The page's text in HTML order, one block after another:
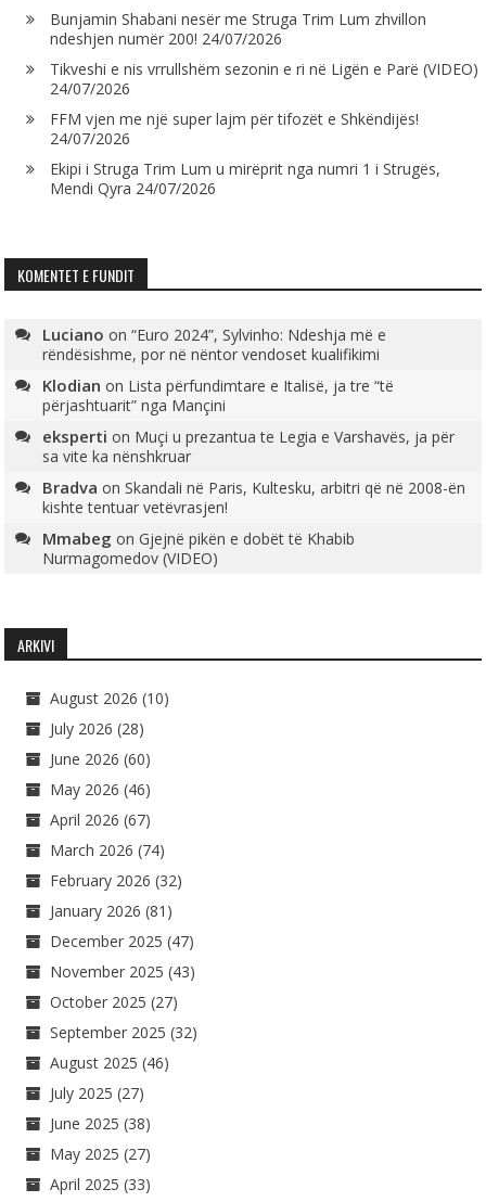
Bunjamin Shabani nesër me Struga Trim Lum zhvillon
ndeshjen numër 200! 24/07/2026
Tikveshi e nis vrrullshëm sezonin e ri në Ligën e Parë (VIDEO)
24/07/2026
FFM vjen me një super lajm për tifozët e Shkëndijës!
24/07/2026
Ekipi i Struga Trim Lum u mirëprit nga numri 1 i Strugës,
Mendi Qyra 24/07/2026
KOMENTET E FUNDIT
Luciano on“Euro 2024”, Sylvinho: Ndeshja më e
rëndësishme, por në nëntor vendoset kualifikimi
Klodian on Lista përfundimtare e Italisë, ja tre “të
përjashtuarit” nga Mançini
eksperti on Muçi u prezantua te Legia e Varshavës, ja për
sa vite ka nënshkruar
Bradva onSkandali në Paris, Kultesku, arbitri që në 2008-ën
kishte tentuar vetëvrasjen!
Mmabeg onGjejnë pikën e dobët të Khabib
Nurmagomedov (VIDEO)
ARKIVI
August 2026 (10)
July 2026 (28)
June 2026 (60)
May 2026 (46)
April 2026 (67)
March 2026 (74)
February 2026 (32)
January 2026 (81)
December 2025 (47)
November 2025 (43)
October 2025 (27)
September 2025 (32)
August 2025 (46)
July 2025 (27)
June 2025 (38)
May 2025 (27)
April 2025 (33)